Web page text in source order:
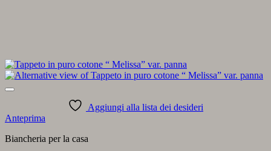
Aggiungi alla lista dei desideri
Anteprima
Biancheria per la casa